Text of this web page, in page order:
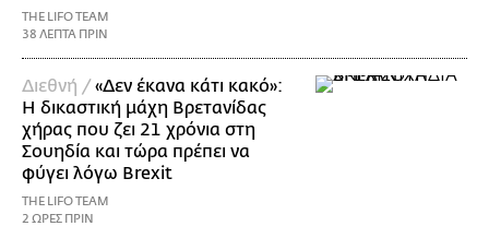
THE LIFO TEAM
38 ΛΕΠΤΑ ΠΡΙΝ
Διεθνή /«Δεν έκανα κάτι κακό»:
Η δικαστική μάχη Βρετανίδας
χήρας που ζει 21 χρόνια στη
Σουηδία και τώρα πρέπει να
φύγει λόγω Brexit
THE LIFO TEAM
2 ΩΡΕΣ ΠΡΙΝ